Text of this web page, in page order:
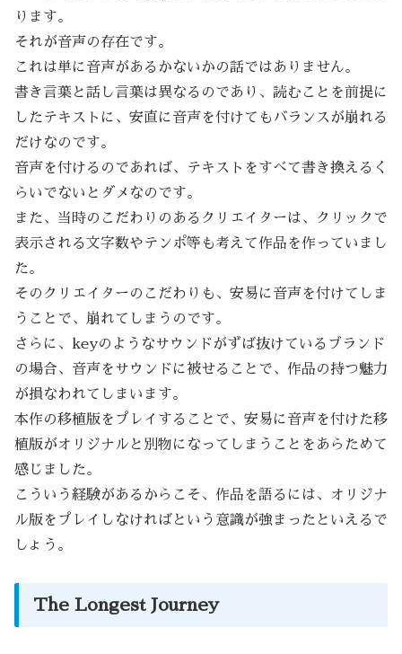
ります。
それが音声の存在です。
これは単に音声があるかないかの話ではありません。
書き言葉と話し言葉は異なるのであり、読むことを前提に
したテキストに、安直に音声を付けてもバランスが崩れる
だけなのです。
音声を付けるのであれば、テキストをすべて書き換えるく
らいでないとダメなのです。
また、当時のこだわりのあるクリエイターは、クリックで
表示される文字数やテンポ等も考えて作品を作っていまし
た。
そのクリエイターのこだわりも、安易に音声を付けてしま
うことで、崩れてしまうのです。
さらに、keyのようなサウンドがずば抜けているブランド
の場合、音声をサウンドに被せることで、作品の持つ魅力
が損なわれてしまいます。
本作の移植版をプレイすることで、安易に音声を付けた移
植版がオリジナルと別物になってしまうことをあらためて
感じました。
こういう経験があるからこそ、作品を語るには、オリジナ
ル版をプレイしなければという意識が強まったといえるで
しょう。
The Longest Journey